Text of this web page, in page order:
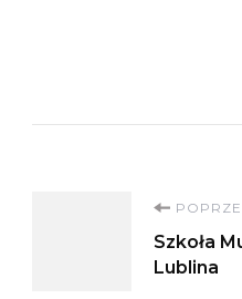
wpisu
Szkoła
Lublina